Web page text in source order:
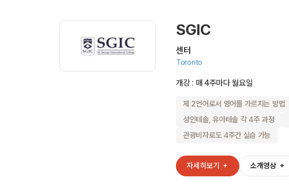
SGIC
센터
Toronto
개강 : 매 4주마다 월요일
제 2언어로서 영어를 가르치는 방법
성인테솔, 유아테솔 각 4주 과정
관광비자로도 4주간 실습 가능
자세히보기 ＋ 소개영상 ＋